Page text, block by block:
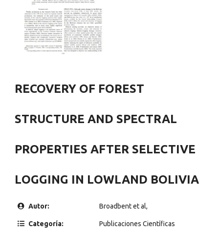
RECOVERY OF FOREST
STRUCTURE AND SPECTRAL
PROPERTIES AFTER SELECTIVE
LOGGING IN LOWLAND BOLIVIA
Autor: Broadbent et al,
Categoría: Publicaciones Científicas